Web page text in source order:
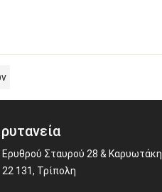
Ερυθρού Σταυρού 28 & Καρυωτάκη
22 131, Τρίπολη